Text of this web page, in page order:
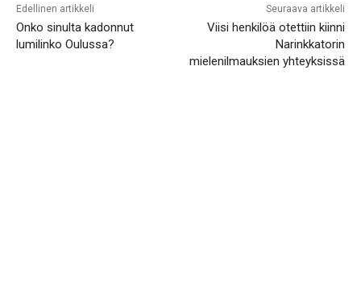
Edellinen artikkeli
Onko sinulta kadonnut
lumilinko Oulussa?
Seuraava artikkeli
Viisi henkilöä otettiin kiinni
Narinkkatorin
mielenilmauksien yhteyksissä